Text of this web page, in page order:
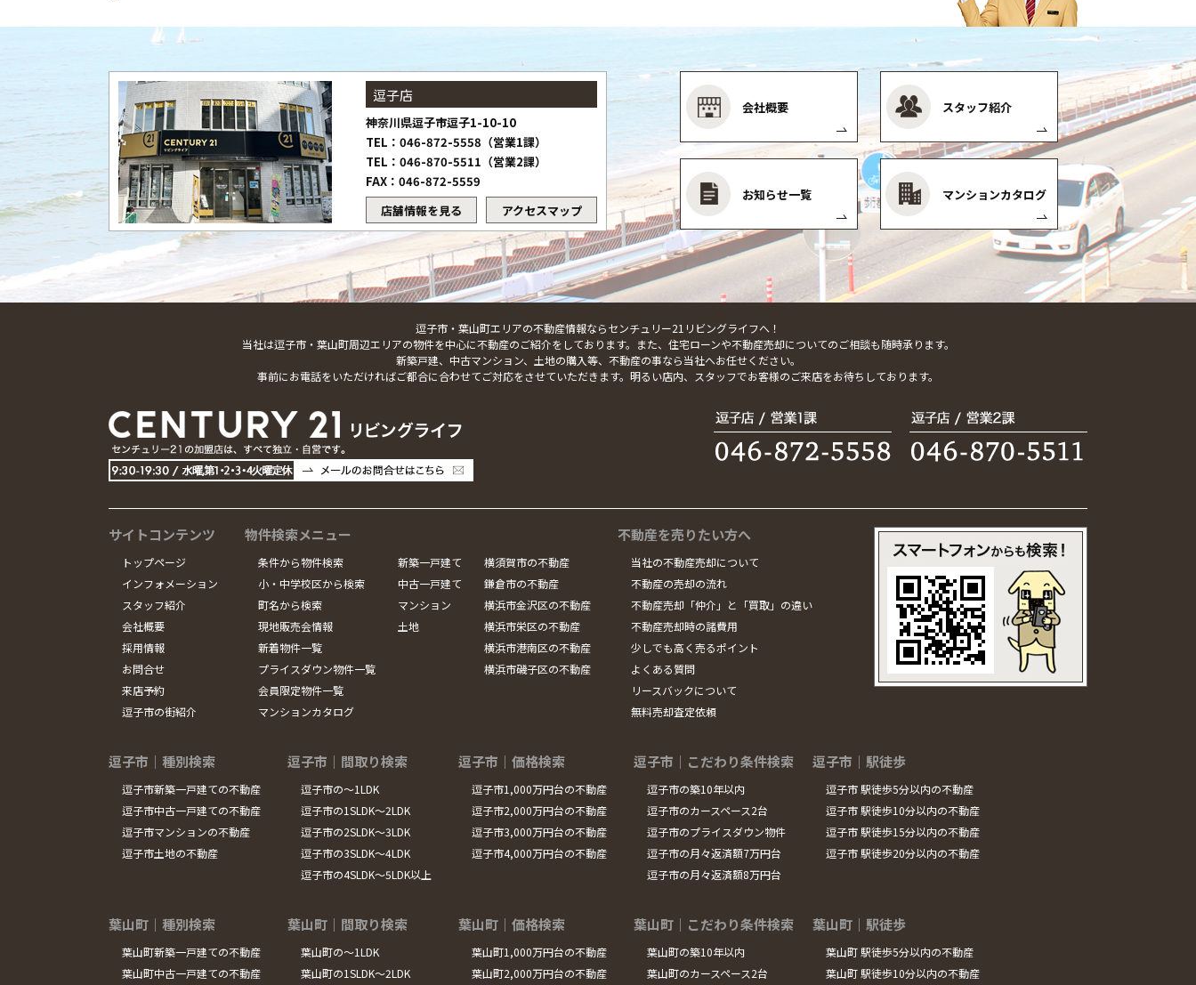
逗子店
神奈川県逗子市逗子1-10-10
TEL：046-872-5558（営業1課）
TEL：046-870-5511（営業2課）
FAX：046-872-5559
店舗情報を見る
アクセスマップ
会社概要 スタッフ紹介
お知らせ一覧 マンションカタログ
逗子市・葉山町エリアの不動産情報ならセンチュリー21リビングライフへ！
当社は逗子市・葉山町周辺エリアの物件を中心に不動産のご紹介をしております。また、住宅ローンや不動産売却についてのご相談も随時承ります。
新築戸建、中古マンション、土地の購入等、不動産の事なら当社へお任せください。
事前にお電話をいただければご都合に合わせてご対応をさせていただきます。明るい店内、スタッフでお客様のご来店をお待ちしております。
サイトコンテンツ
トップページ
インフォメーション
スタッフ紹介
会社概要
採用情報
お問合せ
来店予約
逗子市の街紹介
物件検索メニュー
条件から物件検索
小・中学校区から検索
町名から検索
現地販売会情報
新着物件一覧
プライスダウン物件一覧
会員限定物件一覧
マンションカタログ
新築一戸建て
中古一戸建て
マンション
土地
横須賀市の不動産
鎌倉市の不動産
横浜市金沢区の不動産
横浜市栄区の不動産
横浜市港南区の不動産
横浜市磯子区の不動産
不動産を売りたい方へ
当社の不動産売却について
不動産の売却の流れ
不動産売却「仲介」と「買取」の違い
不動産売却時の諸費用
少しでも高く売るポイント
よくある質問
リースバックについて
無料売却査定依頼
逗子市｜種別検索
逗子市新築一戸建ての不動産
逗子市中古一戸建ての不動産
逗子市マンションの不動産
逗子市土地の不動産
逗子市｜間取り検索
逗子市の～1LDK
逗子市の1SLDK～2LDK
逗子市の2SLDK～3LDK
逗子市の3SLDK～4LDK
逗子市の4SLDK～5LDK以上
逗子市｜価格検索
逗子市1,000万円台の不動産
逗子市2,000万円台の不動産
逗子市3,000万円台の不動産
逗子市4,000万円台の不動産
逗子市｜こだわり条件検索
逗子市の築10年以内
逗子市のカースペース2台
逗子市のプライスダウン物件
逗子市の月々返済額7万円台
逗子市の月々返済額8万円台
逗子市｜駅徒歩
逗子市 駅徒歩5分以内の不動産
逗子市 駅徒歩10分以内の不動産
逗子市 駅徒歩15分以内の不動産
逗子市 駅徒歩20分以内の不動産
葉山町｜種別検索
葉山町新築一戸建ての不動産
葉山町中古一戸建ての不動産
葉山町｜間取り検索
葉山町の～1LDK
葉山町の1SLDK～2LDK
葉山町｜価格検索
葉山町1,000万円台の不動産
葉山町2,000万円台の不動産
葉山町｜こだわり条件検索
葉山町の築10年以内
葉山町のカースペース2台
葉山町｜駅徒歩
葉山町 駅徒歩5分以内の不動産
葉山町 駅徒歩10分以内の不動産